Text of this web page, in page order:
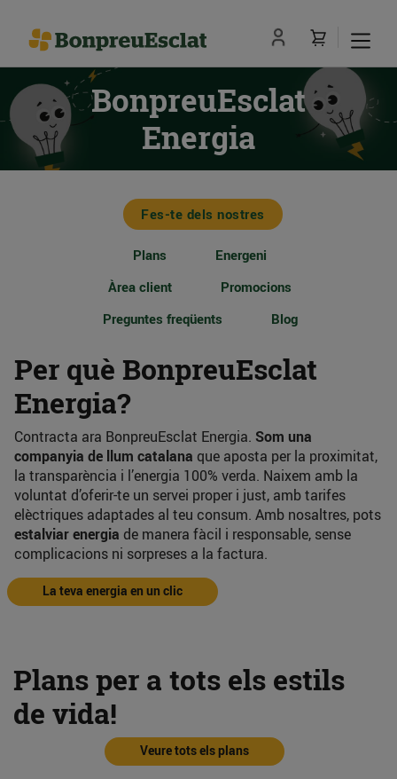
BonpreuEsclat
Energia
Fes-te dels nostres
Plans
Energeni
Àrea client
Promocions
Preguntes freqüents
Blog
Per què BonpreuEsclat
Energia?
Contracta ara BonpreuEsclat Energia. Som una
companyia de llum catalana que aposta per la proximitat,
la transparència i l’energia 100% verda. Naixem amb la
voluntat d’oferir-te un servei proper i just, amb tarifes
elèctriques adaptades al teu consum. Amb nosaltres, pots
estalviar energia de manera fàcil i responsable, sense
complicacions ni sorpreses a la factura.
La teva energia en un clic
Plans per a tots els estils
de vida!
Veure tots els plans